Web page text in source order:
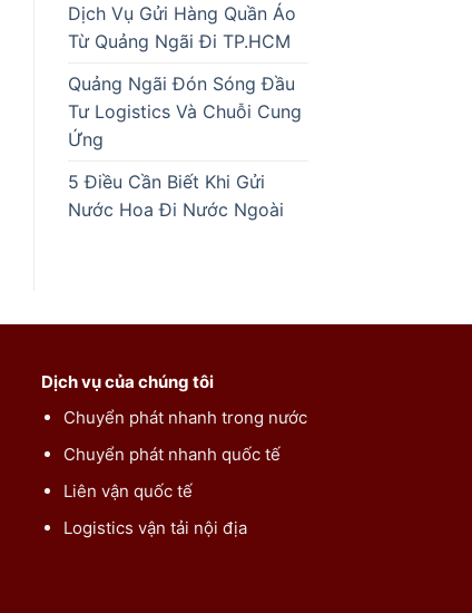
Dịch Vụ Gửi Hàng Quần Áo
Từ Quảng Ngãi Đi TP.HCM
Quảng Ngãi Đón Sóng Đầu
Tư Logistics Và Chuỗi Cung
Ứng
5 Điều Cần Biết Khi Gửi
Nước Hoa Đi Nước Ngoài
Dịch vụ của chúng tôi
Chuyển phát nhanh trong nước
Chuyển phát nhanh quốc tế
Liên vận quốc tế
Logistics vận tải nội địa